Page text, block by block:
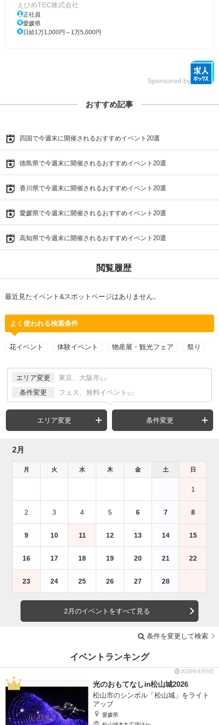
えひめTEC株式会社
正社員
愛媛県
日給1万1,000円～1万5,000円
Sponsored by
おすすめ記事
四国で今週末に開催されるおすすめイベント20選
徳島県で今週末に開催されるおすすめイベント20選
香川県で今週末に開催されるおすすめイベント20選
愛媛県で今週末に開催されるおすすめイベント20選
高知県で今週末に開催されるおすすめイベント20選
閲覧履歴
最近見たイベント&スポットページはありません。
よく使われる検索条件
花イベント 体験イベント 物産展・観光フェア 祭り
エリア変更 東京、大阪市 など
条件変更 フェス、無料イベント など
エリア変更 条件変更
2月
月 火 水 木 金 土 日
1
2 3 4 5 6 7 8
9 10 11 12 13 14 15
16 17 18 19 20 21 22
23 24 25 26 27 28
2月のイベントをすべて見る
条件を変更して検索
イベントランキング
2026年8月6日
光のおもてなしin松山城2026
松山市のシンボル「松山城」をライト
アップ
愛媛県